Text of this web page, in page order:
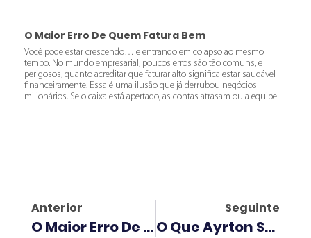
O Maior Erro De Quem Fatura Bem
Você pode estar crescendo… e entrando em colapso ao mesmo
tempo. No mundo empresarial, poucos erros são tão comuns, e
perigosos, quanto acreditar que faturar alto significa estar saudável
financeiramente. Essa é uma ilusão que já derrubou negócios
milionários. Se o caixa está apertado, as contas atrasam ou a equipe
Anterior
O Maior Erro De Quem Fatura Bem
Seguinte
O Que Ayrton Senna Ensina Para Empresários?